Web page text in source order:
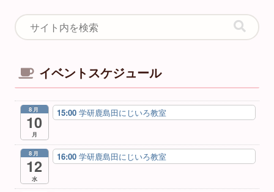
イベントスケジュール
8月
10
月
15:00 学研鹿島田にじいろ教室
8月
12
水
16:00 学研鹿島田にじいろ教室